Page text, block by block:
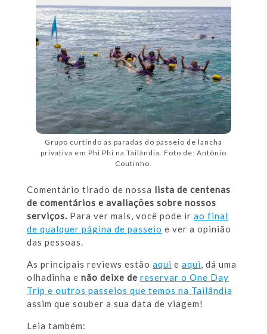
Grupo curtindo as paradas do passeio de lancha
privativa em Phi Phi na Tailândia. Foto de: Antônio
Coutinho.
Comentário tirado de nossa lista de centenas
de comentários e avaliações sobre nossos
serviços. Para ver mais, você pode ir ao final
de qualquer página de passeio e ver a opinião
das pessoas.
As principais reviews estão aqui e aqui, dá uma
olhadinha e não deixe de reservar o One Day
Trip e outros passeios que temos na Tailândia
assim que souber a sua data de viagem!
Leia também: